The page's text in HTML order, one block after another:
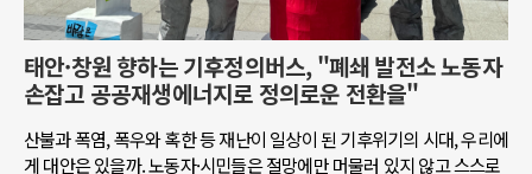
태안·창원 향하는 기후정의버스, "폐쇄 발전소 노동자
손잡고 공공재생에너지로 정의로운 전환을"
산불과 폭염, 폭우와 혹한 등 재난이 일상이 된 기후위기의 시대, 우리에
게 대안은 있을까. 노동자·시민들은 절망에만 머물러 있지 않고 스스로